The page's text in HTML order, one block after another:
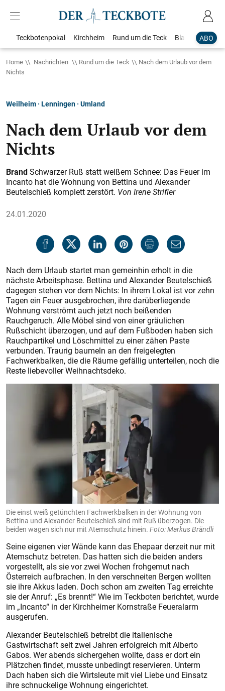
ABO
Teckbotenpokal Kirchheim Rund um die Teck Blaulicht
Home Nachrichten Rund um die Teck
Nach dem Urlaub vor dem
Nichts
Weilheim · Lenningen · Umland
Nach dem Urlaub vor dem
Nichts
BrandSchwarzer Ruß statt weißem Schnee: Das Feuer im
Incanto hat die Wohnung von Bettina und Alexander
Beutelschieß komplett zerstört. Von Irene Strifler
24.01.2020
Nach dem Urlaub startet man gemeinhin erholt in die
nächste Arbeitsphase. Bettina und Alexander Beutelschieß
dagegen stehen vor dem Nichts: In ihrem Lokal ist vor zehn
Tagen ein Feuer ausgebrochen, ihre darüberliegende
Wohnung verströmt auch jetzt noch beißenden
Rauchgeruch. Alle Möbel sind von einer gräulichen
Rußschicht überzogen, und auf dem Fußboden haben sich
Rauchpartikel und Löschmittel zu einer zähen Paste
verbunden. Traurig baumeln an den freigelegten
Fachwerkbalken, die die Räume gefällig unterteilen, noch die
Reste liebevoller Weihnachtsdeko.
Die einst weiß getünchten Fachwerkbalken in der Wohnung von
Bettina und Alexander Beutelschieß sind mit Ruß überzogen. Die
beiden wagen sich nur mit Atemschutz hinein. Foto: Markus Brändli
Seine eigenen vier Wände kann das Ehepaar derzeit nur mit
Atemschutz betreten. Das hatten sich die beiden anders
vorgestellt, als sie vor zwei Wochen frohgemut nach
Österreich aufbrachen. In den verschneiten Bergen wollten
sie ihre Akkus laden. Doch schon am zweiten Tag erreichte
sie der Anruf: „Es brennt!“ Wie im Teckboten berichtet, wurde
im „Incanto“ in der Kirchheimer Kornstraße Feueralarm
ausgerufen.
Alexander Beutelschieß betreibt die italienische
Gastwirtschaft seit zwei Jahren erfolgreich mit Alberto
Gabos. Wer abends sichergehen wollte, dass er dort ein
Plätzchen findet, musste unbedingt reservieren. Unterm
Dach haben sich die Wirtsleute mit viel Liebe und Einsatz
ihre schnuckelige Wohnung eingerichtet.